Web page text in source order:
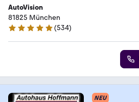
AutoVision
81825 München
4.9 Sterne
(534)
NEU